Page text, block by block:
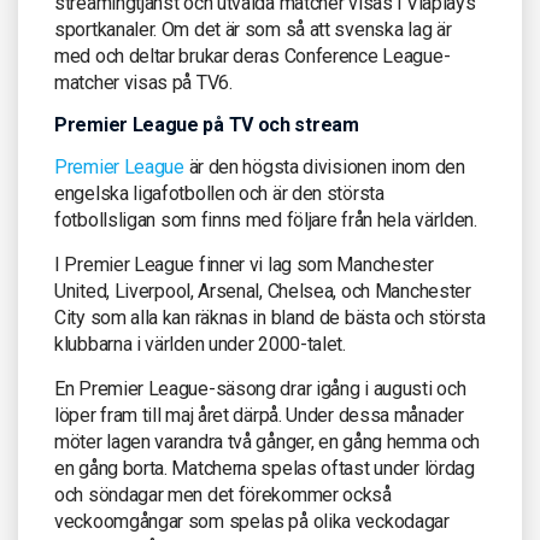
sportkanaler. Om det är som så att svenska lag är
med och deltar brukar deras Conference League-
matcher visas på TV6.
Premier League på TV och stream
Premier Leagueär den högsta divisionen inom den
engelska ligafotbollen och är den största
fotbollsligan som finns med följare från hela världen.
I Premier League finner vi lag som Manchester
United, Liverpool, Arsenal, Chelsea, och Manchester
City som alla kan räknas in bland de bästa och största
klubbarna i världen under 2000-talet.
En Premier League-säsong drar igång i augusti och
löper fram till maj året därpå. Under dessa månader
möter lagen varandra två gånger, en gång hemma och
en gång borta. Matcherna spelas oftast under lördag
och söndagar men det förekommer också
veckoomgångar som spelas på olika veckodagar